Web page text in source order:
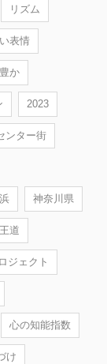
リズム
表情
か
2023
ンター街
神奈川県
王道
ジェクト
心の知能指数
け